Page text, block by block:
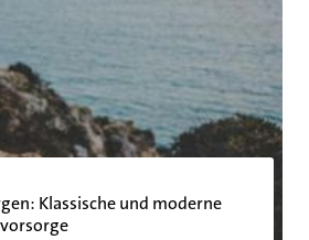
Klassische und moderne